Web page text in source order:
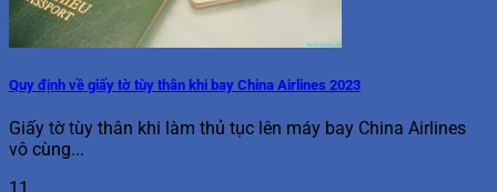
Quy định về giấy tờ tùy thân khi bay China Airlines 2023
Giấy tờ tùy thân khi làm thủ tục lên máy bay China Airlines
vô cùng...